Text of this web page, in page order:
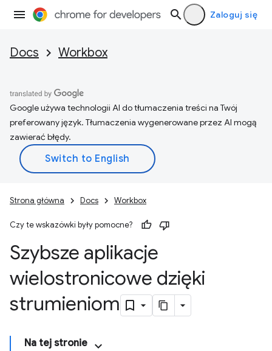
Zaloguj się
Docs Workbox
Google używa technologii AI do tłumaczenia treści na Twój
preferowany język. Tłumaczenia wygenerowane przez AI mogą
zawierać błędy.
Strona główna Docs Workbox
Czy te wskazówki były pomocne?
Szybsze aplikacje
wielostronicowe dzięki
strumieniom
Na tej stronie